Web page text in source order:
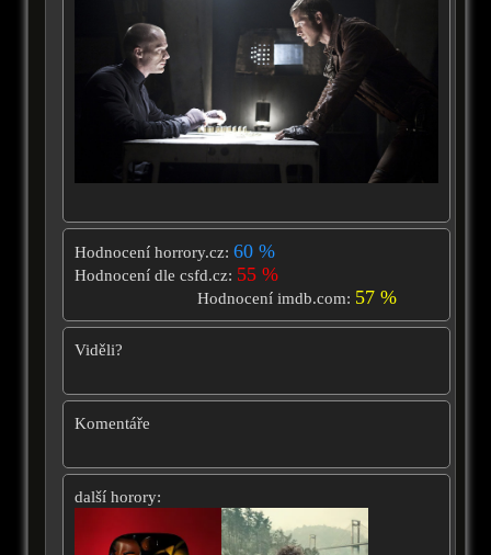
Hodnocení horrory.cz: 60 %
Hodnocení dle csfd.cz: 55 %
Hodnocení imdb.com: 57 %
Viděli?
Komentáře
další horory: